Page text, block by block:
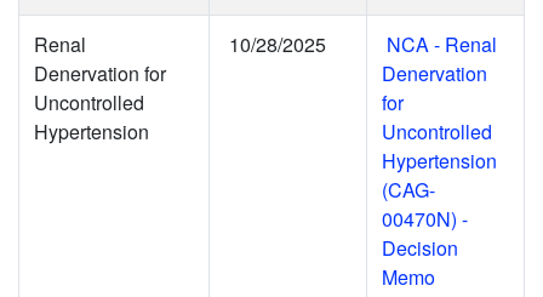
Renal
Denervation for
Uncontrolled
Hypertension
10/28/2025
NCA - Renal
Denervation
for
Uncontrolled
Hypertension
(CAG-
00470N) -
Decision
Memo